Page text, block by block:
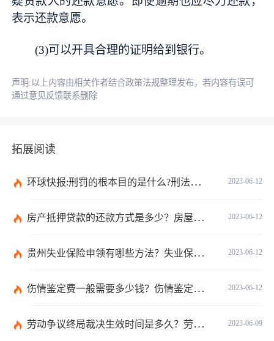
表示还款意愿。
(3)可以开具合理的证明给到银行。
声明:以上内容由相关作者结合政策法规整理发布，若内容有误可
通过意见反馈联系删除
拓展阅读
2023-06-12
环球快报:刑罚的根本目的是什么?刑法和刑罚有区别吗?
2023-06-12
房产抵押贷款的还款方式是多少？房屋抵押合同书模板是怎样的？
2023-06-12
贵州失业保险申领有哪些方法？失业保险的申请方法分为几种？
2023-06-12
伤情鉴定费一般需要多少钱？伤情鉴定多久能做？
2023-06-09
劳动争议终局裁决生效时间是多久？劳动争议终局裁决可以起诉吗？